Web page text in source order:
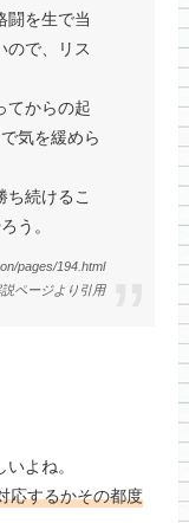
闘を生で当
ので、リス
てからの起
気を緩めら
ち続けるこ
う。
pages/194.html
ページより引用
よね。
応するかその都度